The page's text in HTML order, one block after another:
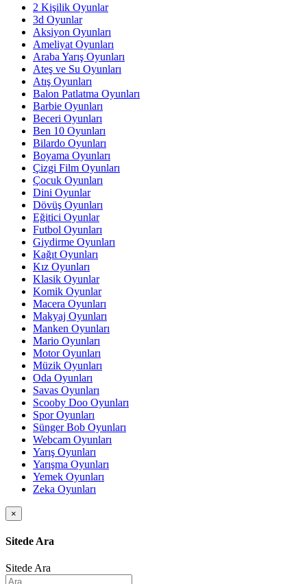
2 Kişilik Oyunlar
3d Oyunlar
Aksiyon Oyunları
Ameliyat Oyunları
Araba Yarış Oyunları
Ateş ve Su Oyunları
Atış Oyunları
Balon Patlatma Oyunları
Barbie Oyunları
Beceri Oyunları
Ben 10 Oyunları
Bilardo Oyunları
Boyama Oyunları
Çizgi Film Oyunları
Çocuk Oyunları
Dini Oyunlar
Dövüş Oyunları
Eğitici Oyunlar
Futbol Oyunları
Giydirme Oyunları
Kağıt Oyunları
Kız Oyunları
Klasik Oyunlar
Komik Oyunlar
Macera Oyunları
Makyaj Oyunları
Manken Oyunları
Mario Oyunları
Motor Oyunları
Müzik Oyunları
Oda Oyunları
Savas Oyunları
Scooby Doo Oyunları
Spor Oyunları
Sünger Bob Oyunları
Webcam Oyunları
Yarış Oyunları
Yarışma Oyunları
Yemek Oyunları
Zeka Oyunları
×
Sitede Ara
Sitede Ara